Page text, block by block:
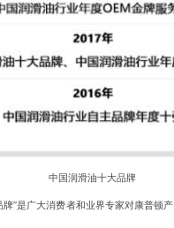
中国润滑油十大品牌
是广大消费者和业界专家对康普顿